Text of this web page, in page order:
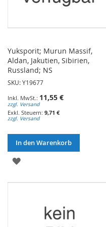
Yuksporit; Murun Massif,
Aldan, Jakutien, Sibirien,
Russland; NS
SKU: Y19677
11,55 €
zzgl. Versand
9,71 €
zzgl. Versand
In den Warenkorb
ZUR